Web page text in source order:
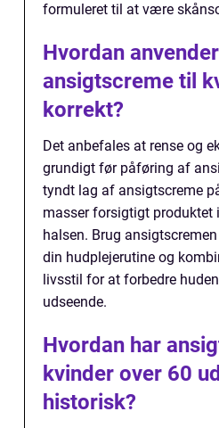
formuleret til at være
Hvordan
ansigtscreme til
korrekt?
Det anbefales at rense og
grundigt før påføring af
tyndt lag af ansigtscreme
masser forsigtigt produktet
halsen. Brug
din hudplejerutine og
livsstil for at forbedre
udseende.
Hvordan har
kvinder over 60
historisk?